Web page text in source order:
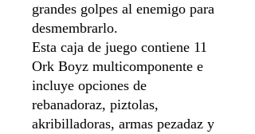
grandes golpes al enemigo para
desmembrarlo.
Esta caja de juego contiene 11
Ork Boyz multicomponente e
incluye opciones de
rebanadoraz, piztolas,
akribilladoras, armas pezadaz y